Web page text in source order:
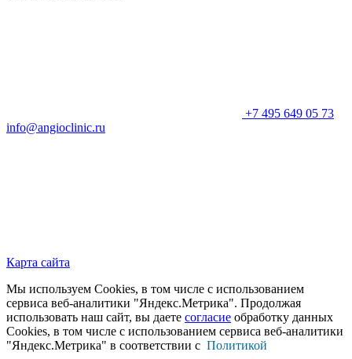
+7 495 649 05 73
info@angioclinic.ru
Карта сайта
Мы используем Cookies, в том числе с использованием
сервиса веб-аналитики "Яндекс.Метрика". Продолжая
использовать наш сайт, вы даете согласие обработку данных
Cookies, в том числе с использованием сервиса веб-аналитики
"Яндекс.Метрика" в соответствии с Политикой